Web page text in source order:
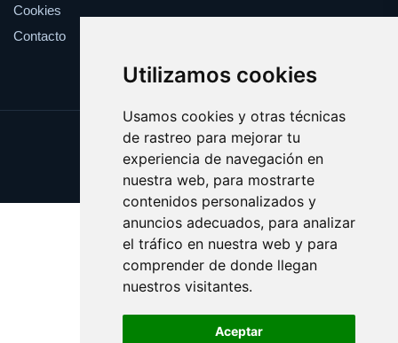
Utilizamos cookies
Usamos cookies y otras técnicas
de rastreo para mejorar tu
experiencia de navegación en
nuestra web, para mostrarte
contenidos personalizados y
anuncios adecuados, para analizar
el tráfico en nuestra web y para
comprender de donde llegan
nuestros visitantes.
Aceptar
Cookies
Contacto
Update cookies preferences
Copyright © 2025 pitas.es